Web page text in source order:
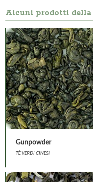
Alcuni prodotti della
Gunpowder
TÈ VERDI CINESI